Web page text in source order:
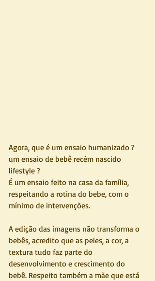
Agora, que é um ensaio humanizado ?
um ensaio de bebê recém nascido
lifestyle ?
É um ensaio feito na casa da família,
respeitando a rotina do bebe, com o
mínimo de intervenções.
A edição das imagens não transforma o
bebês, acredito que as peles, a cor, a
textura tudo faz parte do
desenvolvimento e crescimento do
bebê. Respeito também a mãe que está